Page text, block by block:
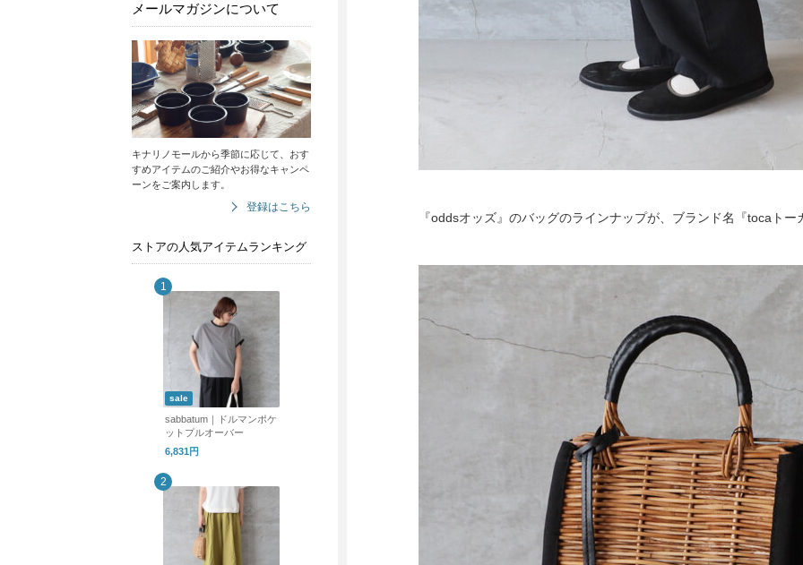
メールマガジンについて
キナリノモールから季節に応じて、おす
すめアイテムのご紹介やお得なキャンペ
ーンをご案内します。
登録はこちら
ストアの人気アイテムランキング
sale
sabbatum｜ドルマンポケ
ットプルオーバー
6,831円
『oddsオッズ』のバッグのラインナップが、ブランド名『tocaト